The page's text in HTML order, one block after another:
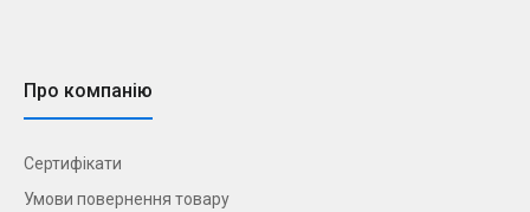
Про компанію
Сертифікати
Умови повернення товару